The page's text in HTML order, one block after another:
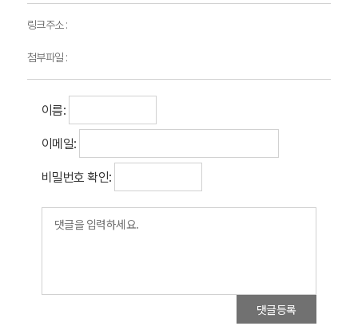
링크주소 :
첨부파일 :
이름:
이메일:
비밀번호 확인:
댓글등록